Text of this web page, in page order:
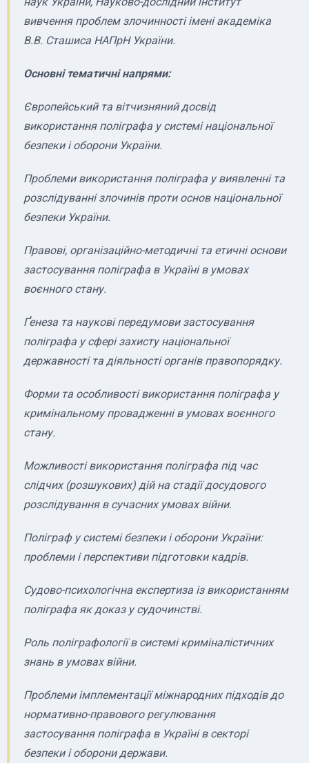
вивчення проблем злочинності імені академіка
В.В. Сташиса НАПрН України.
Основні тематичні напрями:
Європейський та вітчизняний досвід
використання поліграфа у системі національної
безпеки і оборони України.
Проблеми використання поліграфа у виявленні та
розслідуванні злочинів проти основ національної
безпеки України.
Правові, організаційно-методичні та етичні основи
застосування поліграфа в Україні в умовах
воєнного стану.
Ґенеза та наукові передумови застосування
поліграфа у сфері захисту національної
державності та діяльності органів правопорядку.
Форми та особливості використання поліграфа у
кримінальному провадженні в умовах воєнного
стану.
Можливості використання поліграфа під час
слідчих (розшукових) дій на стадії досудового
розслідування в сучасних умовах війни.
Поліграф у системі безпеки і оборони України:
проблеми і перспективи підготовки кадрів.
Судово-психологічна експертиза із використанням
поліграфа як доказ у судочинстві.
Роль поліграфології в системі криміналістичних
знань в умовах війни.
Проблеми імплементації міжнародних підходів до
нормативно-правового регулювання
застосування поліграфа в Україні в секторі
безпеки і оборони держави.